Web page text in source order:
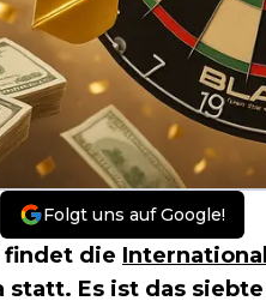
Folgt uns auf Google!
findet die
statt. Es ist das